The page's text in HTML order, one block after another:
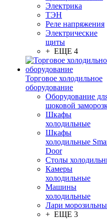
Электрика
ТЭН
Реле напряжения
Электрические
щиты
+ ЕЩЕ 4
Торговое холодильное
оборудование
Оборудование
шоковой
Шкафы
холодильные
Шкафы
холодильные
Door
Столы
Камеры
холодильные
Машины
холодильные
Лари
+ ЕЩЕ 3